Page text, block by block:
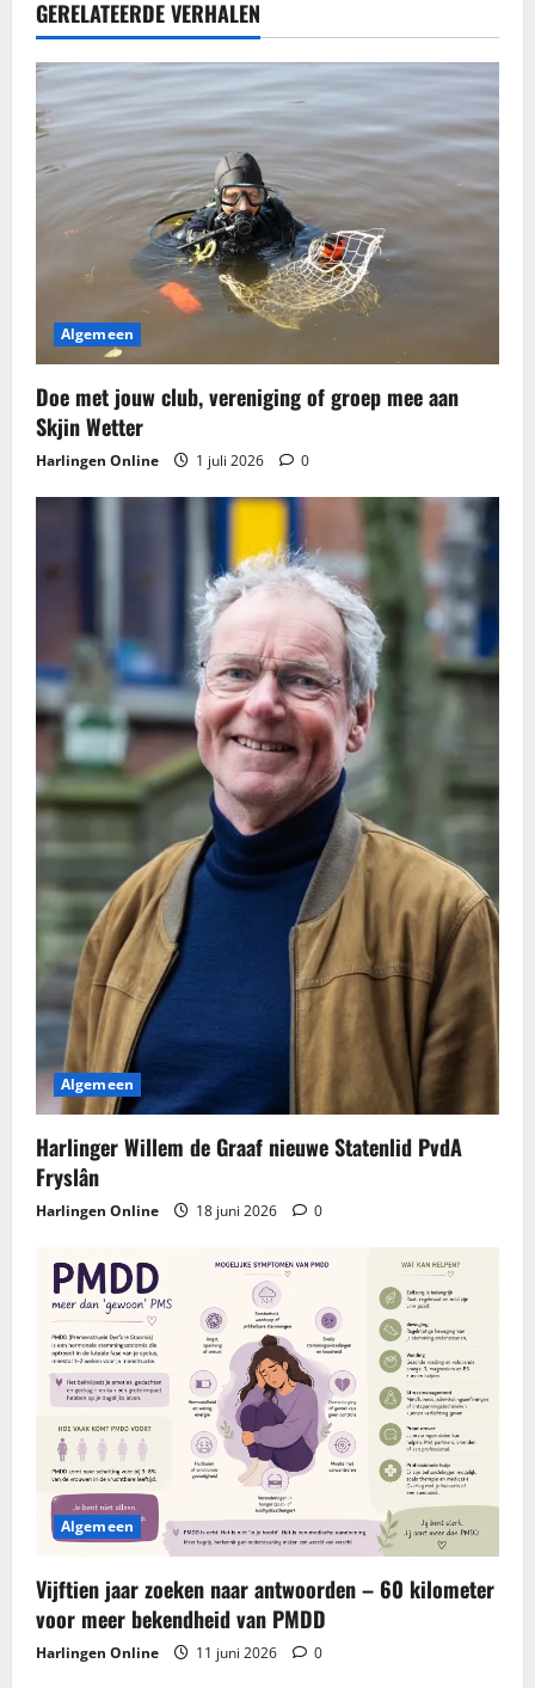
GERELATEERDE VERHALEN
Algemeen
Doe met jouw club, vereniging of groep mee aan
Skjin Wetter
Harlingen Online 1 juli 2026 0
Algemeen
Harlinger Willem de Graaf nieuwe Statenlid PvdA
Fryslân
Harlingen Online 18 juni 2026 0
Algemeen
Vijftien jaar zoeken naar antwoorden – 60 kilometer
voor meer bekendheid van PMDD
Harlingen Online 11 juni 2026 0